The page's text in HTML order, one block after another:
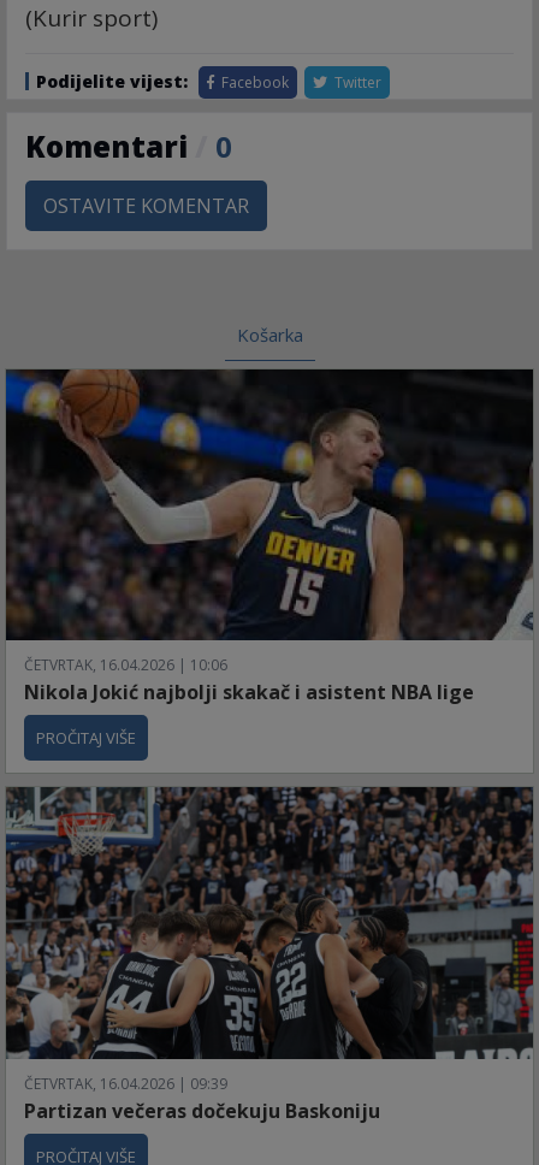
(Kurir sport)
Podijelite vijest: Facebook Twitter
Komentari 0
OSTAVITE KOMENTAR
Košarka
ČETVRTAK, 16.04.2026 | 10:06
Nikola Jokić najbolji skakač i asistent NBA lige
PROČITAJ VIŠE
ČETVRTAK, 16.04.2026 | 09:39
Partizan večeras dočekuju Baskoniju
PROČITAJ VIŠE